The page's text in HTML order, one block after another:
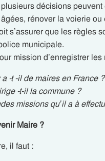
décisions
rénover la voierie ou
s’assurer que les règles
municipale.
mission d’enregistrer
-t -il de maires en France ?
-t-il la commune ?
missions qu’il a à
Maire ?
il faut :